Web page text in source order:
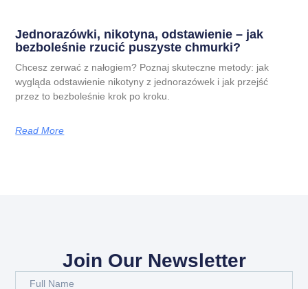
Jednorazówki, nikotyna, odstawienie – jak
bezboleśnie rzucić puszyste chmurki?
Chcesz zerwać z nałogiem? Poznaj skuteczne metody: jak
wygląda odstawienie nikotyny z jednorazówek i jak przejść
przez to bezboleśnie krok po kroku.
Read More
Join Our Newsletter